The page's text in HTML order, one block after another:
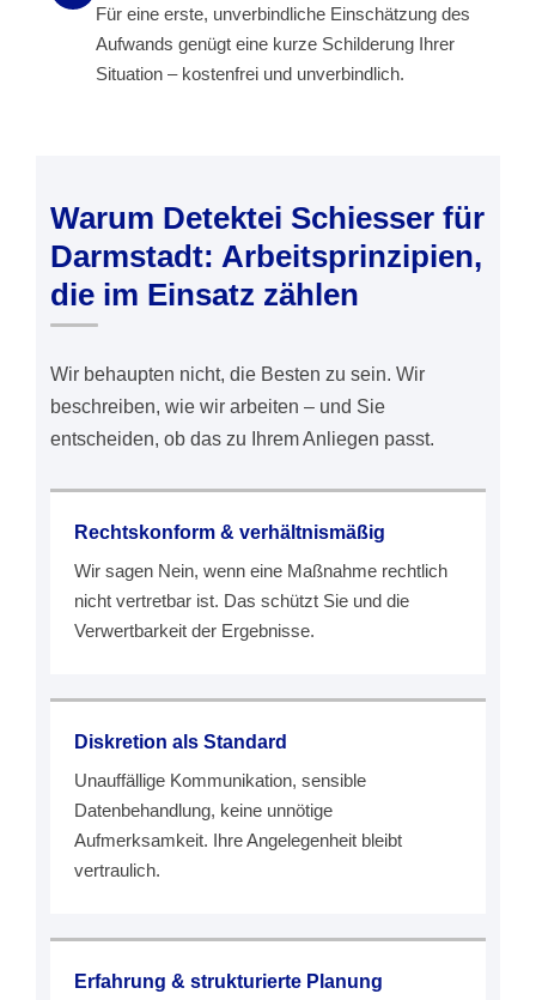
Für eine erste, unverbindliche Einschätzung des
Aufwands genügt eine kurze Schilderung Ihrer
Situation – kostenfrei und unverbindlich.
Warum Detektei Schiesser für
Darmstadt: Arbeitsprinzipien,
die im Einsatz zählen
Wir behaupten nicht, die Besten zu sein. Wir
beschreiben, wie wir arbeiten – und Sie
entscheiden, ob das zu Ihrem Anliegen passt.
Rechtskonform & verhältnismäßig
Wir sagen Nein, wenn eine Maßnahme rechtlich
nicht vertretbar ist. Das schützt Sie und die
Verwertbarkeit der Ergebnisse.
Diskretion als Standard
Unauffällige Kommunikation, sensible
Datenbehandlung, keine unnötige
Aufmerksamkeit. Ihre Angelegenheit bleibt
vertraulich.
Erfahrung & strukturierte Planung